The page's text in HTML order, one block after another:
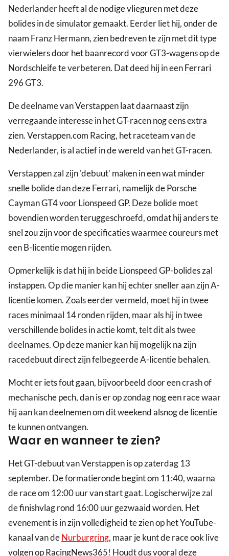
Nederlander heeft al de nodige vlieguren met deze
bolides in de simulator gemaakt. Eerder liet hij, onder de
naam Franz Hermann, zien bedreven te zijn met dit type
vierwielers door het baanrecord voor GT3-wagens op de
Nordschleife te verbeteren. Dat deed hij in eenFerrari
296 GT3.
De deelname van Verstappen laat daarnaast zijn
verregaande interesse in het GT-racen nog eens extra
zien. Verstappen.com Racing, het raceteam van de
Nederlander, is al actief in de wereld van het GT-racen.
Verstappen zal zijn 'debuut' maken in een wat minder
snelle bolide dan deze Ferrari, namelijk de Porsche
Cayman GT4 voor Lionspeed GP. Deze bolide moet
bovendien worden teruggeschroefd, omdat hij anders te
snel zou zijn voor de specificaties waarmee coureurs met
een B-licentie mogen rijden.
Opmerkelijk is dat hij in beide Lionspeed GP-bolides zal
instappen. Op die manier kan hij echter sneller aan zijn A-
licentie komen. Zoals eerder vermeld, moet hij in twee
races minimaal 14 ronden rijden, maar als hij in twee
verschillende bolides in actie komt, telt dit als twee
deelnames. Op deze manier kan hij mogelijk na zijn
racedebuut direct zijn felbegeerde A-licentie behalen.
Mocht er iets fout gaan, bijvoorbeeld door een crash of
mechanische pech, dan is er op zondag nog een race waar
hij aan kan deelnemen om dit weekend alsnog de licentie
te kunnen ontvangen.
Waar en wanneer te zien?
Het GT-debuut van Verstappen is op zaterdag 13
september. De formatieronde begint om 11:40, waarna
de race om 12:00 uur van start gaat. Logischerwijze zal
de finishvlag rond 16:00 uur gezwaaid worden. Het
evenement is in zijn volledigheid te zien op het YouTube-
kanaal van deNurburgring, maar je kunt de race ook live
volgen op RacingNews365! Houdt dus vooral deze